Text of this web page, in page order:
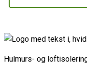
Hulmurs- og